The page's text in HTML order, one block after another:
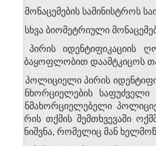
ვ) მონაცემების სამინისტროს
ზ) სხვა ბიომეტრიული
3. პირის იდენტიფიკაციის
ნებაყოფლობით დაამტკიცოს
4. პოლიციელი პირის
განხორციელების
განმახორციელებელი
უარის თქმის შემთხვევაში
შენიშვნა, რომელიც მან